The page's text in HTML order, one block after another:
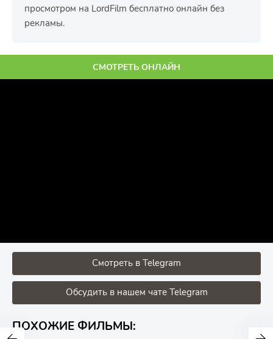
просмотром на LordFilm бесплатно онлайн без
рекламы.
СМОТРЕТЬ ОНЛАЙН
Смотреть в Telegram
Обсудить в нашем чате Telegram
ПОХОЖИЕ ФИЛЬМЫ: